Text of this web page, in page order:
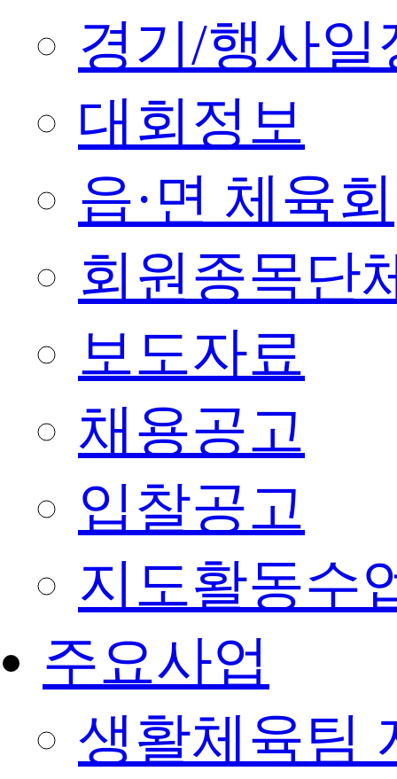
경기/행사일
대회정보
읍·면 체육회
회원종목단
보도자료
채용공고
입찰공고
지도활동수
주요사업
생활체육팀